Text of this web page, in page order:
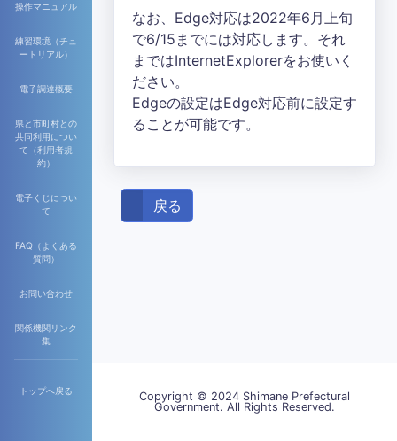
操作マニュアル
練習環境（チュ
ートリアル）
電子調達概要
県と市町村との
共同利用につい
て（利用者規
約）
電子くじについ
て
FAQ（よくある
質問）
お問い合わせ
関係機関リンク
集
トップへ戻る
なお、Edge対応は2022年6月上旬
で6/15までには対応します。それ
まではInternetExplorerをお使いく
ださい。
Edgeの設定はEdge対応前に設定す
ることが可能です。
戻る
Copyright © 2024 Shimane Prefectural
Government. All Rights Reserved.